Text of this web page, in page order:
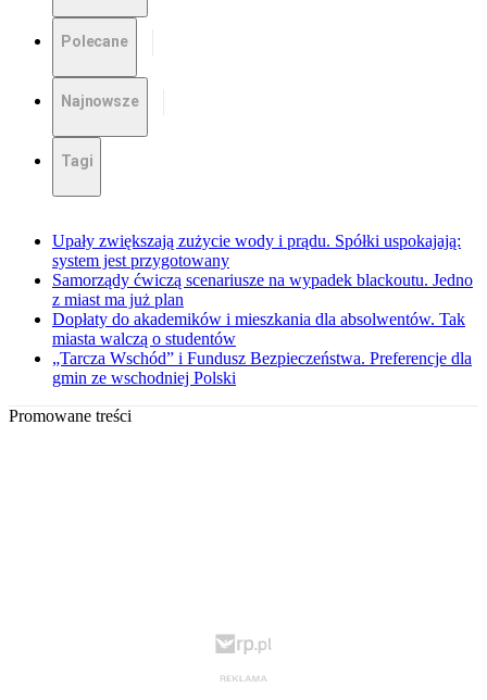
Polecane
Najnowsze
Tagi
Upały zwiększają zużycie wody i prądu. Spółki uspokajają:
system jest przygotowany
Samorządy ćwiczą scenariusze na wypadek blackoutu. Jedno
z miast ma już plan
Dopłaty do akademików i mieszkania dla absolwentów. Tak
miasta walczą o studentów
„Tarcza Wschód” i Fundusz Bezpieczeństwa. Preferencje dla
gmin ze wschodniej Polski
Promowane treści